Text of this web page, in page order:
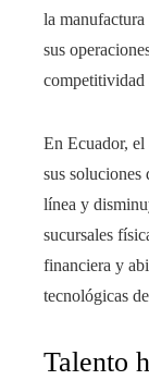
la
sus
competitividad
En Ecuador,
sus soluciones
línea y
sucursales
financiera y
tecnológicas
Talento